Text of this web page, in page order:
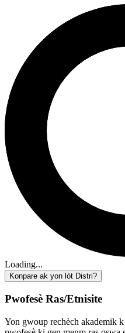
Loading...
Konpare ak yon lòt Distri?
Pwofesè Ras/Etnisite
Yon gwoup rechèch akademik